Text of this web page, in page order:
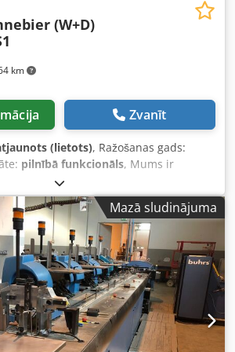
km
(W+D)
Zvanīt
(lietots), Ražošanas gads:
pilnībā funkcionāls, Mums ir
ITM) BB700 16K S1 servo aploksņu
izgatavota 2012. gadā! 12 staciju
attēlu drīzumā. Mašīnas tehniskais
jo tā vienmēr ir saņēmusi
un apstrādājusi tikai 14 miljonus
ir pilnībā sagatavota integrācijai ar
vai KERN transakcionālās līnijas
savākšanai/lokšanai (A4 formāta
konfigurācijā mēs varam piedāvāt arī
kas ir aprīkots nepārtrauktai
Mazā sludinājuma